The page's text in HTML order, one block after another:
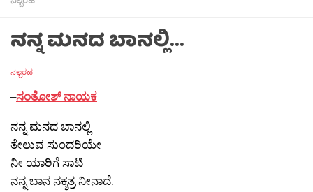
ನನ್ನ ಮನದ ಬಾನಲ್ಲಿ…
ನಲ್ಬರಹ
–ಸಂತೋಶ್ ನಾಯಕ
ನನ್ನ ಮನದ ಬಾನಲ್ಲಿ
ತೇಲುವ ಸುಂದರಿಯೇ
ನೀ ಯಾರಿಗೆ ಸಾಟಿ
ನನ್ನ ಬಾನ ನಕ್ಶತ್ರ ನೀನಾದೆ.